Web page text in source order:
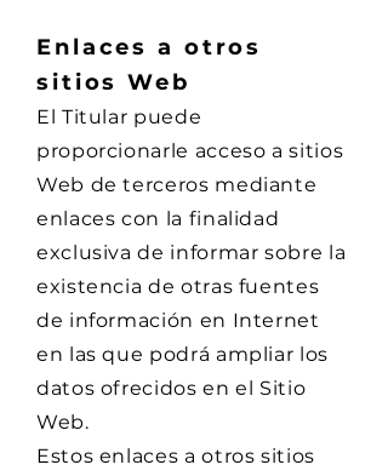
Enlaces a otros
sitios Web
El Titular puede
proporcionarle acceso a sitios
Web de terceros mediante
enlaces con la finalidad
exclusiva de informar sobre la
existencia de otras fuentes
de información en Internet
en las que podrá ampliar los
datos ofrecidos en el Sitio
Web.
Estos enlaces a otros sitios